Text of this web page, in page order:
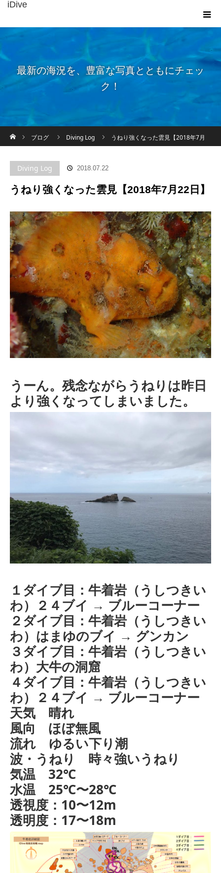
iDive
最新の海況を、豊富な写真とともにチェッ
ク！
ブログ
Diving Log うねり強くなった雲見【2018年7月
Diving Log 2018.07.22
うねり強くなった雲見【2018年7月22日】
うーん。残念ながらうねりは昨日
より強くなってしまいました。
１ダイブ目：牛着岩（うしつきい
わ）２４ブイ → ブルーコーナー
２ダイブ目：牛着岩（うしつきい
わ）はまゆのブイ → グンカン
３ダイブ目：牛着岩（うしつきい
わ）大牛の洞窟
４ダイブ目：牛着岩（うしつきい
わ）２４ブイ → ブルーコーナー
天気 晴れ
風向 ほぼ無風
流れ ゆるい下り潮
波・うねり 時々強いうねり
気温 32℃
水温 25℃〜28℃
透視度：10〜12m
透明度：17〜18m